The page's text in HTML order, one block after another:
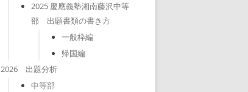
2025 慶應義塾湘南藤沢中等
部 出願書類の書き方
一般枠編
帰国編
2026 出題分析
中等部